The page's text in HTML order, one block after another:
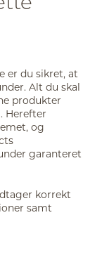
er du sikret, at
Alt du skal
produkter
Herefter
og
garanteret
korrekt
samt